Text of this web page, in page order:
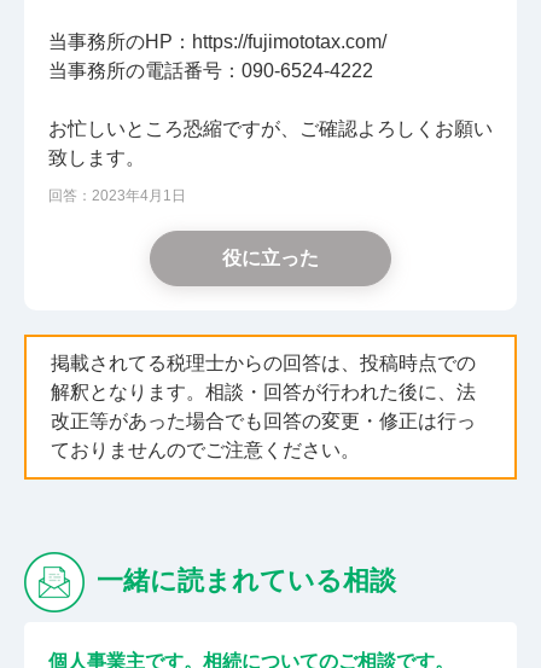
当事務所のHP：https://fujimototax.com/
当事務所の電話番号：090-6524-4222
お忙しいところ恐縮ですが、ご確認よろしくお願い
致します。
回答：2023年4月1日
役に立った
掲載されてる税理士からの回答は、投稿時点での
解釈となります。相談・回答が行われた後に、法
改正等があった場合でも回答の変更・修正は行っ
ておりませんのでご注意ください。
一緒に読まれている相談
個人事業主です。相続についてのご相談です。